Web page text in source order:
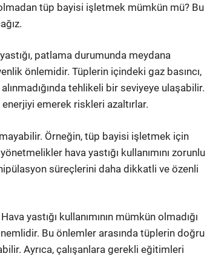
tüp bayisi işletmek mümkün mü? Bu
patlama durumunda meydana
önlemidir. Tüplerin içindeki gaz basıncı,
tehlikeli bir seviyeye ulaşabilir.
emerek riskleri azaltırlar.
Örneğin, tüp bayisi işletmek için
hava yastığı kullanımını zorunlu
süreçlerini daha dikkatli ve özenli
yastığı kullanımının mümkün olmadığı
Bu önlemler arasında tüplerin doğru
Ayrıca, çalışanlara gerekli eğitimleri